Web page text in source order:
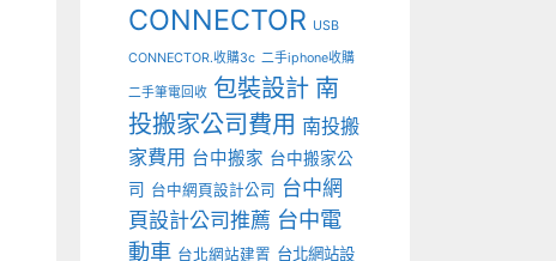
CONNECTOR USB
CONNECTOR.收購3c 二手iphone收購
二手筆電回收 包裝設計 南
投搬家公司費用 南投搬
家費用 台中搬家 台中搬家公
司 台中網頁設計公司 台中網
頁設計公司推薦 台中電
動車 台北網站建置 台北網站設